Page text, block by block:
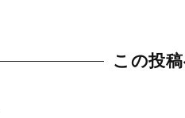
この投